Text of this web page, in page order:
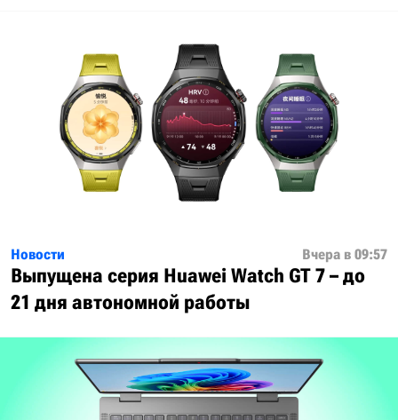
Новости Вчера в 09:57
Выпущена серия Huawei Watch GT 7 – до
21 дня автономной работы